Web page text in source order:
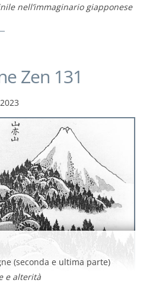
nell’immaginario giapponese
Zen 131
(seconda e ultima parte)
e alterità